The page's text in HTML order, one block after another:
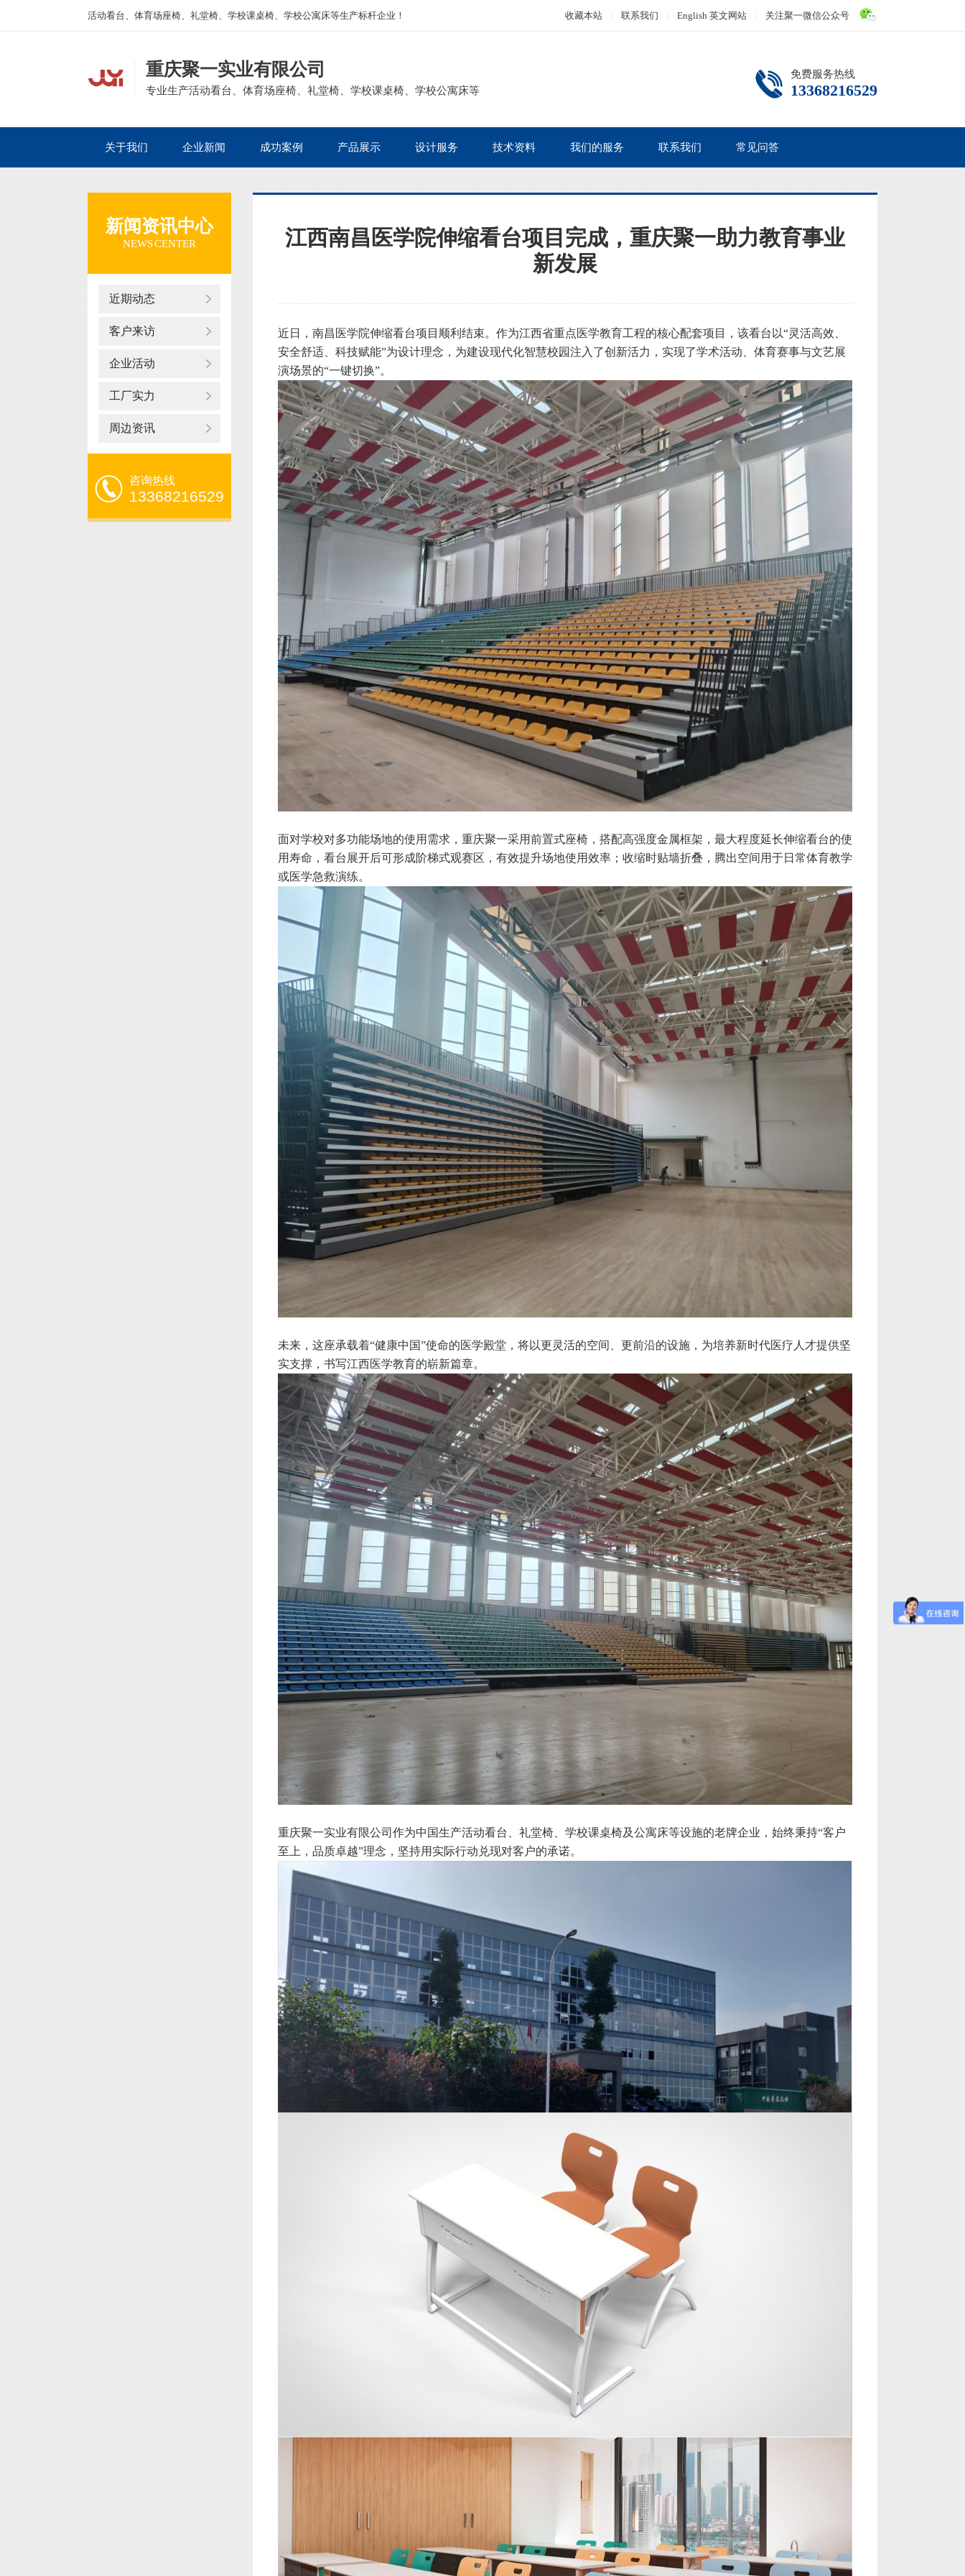
活动看台、体育场座椅、礼堂椅、学校课桌椅、学校公寓床等生产标杆企业！ 收藏本站 联系我们 English 英文网站 关注聚一微信公众号
重庆聚一实业有限公司
专业生产活动看台、体育场座椅、礼堂椅、学校课桌椅、学校公寓床等
免费服务热线
13368216529
关于我们 企业新闻 成功案例 产品展示 设计服务 技术资料 我们的服务 联系我们 常见问答
新闻资讯中心
NEWS CENTER
近期动态
客户来访
企业活动
工厂实力
周边资讯
咨询热线
13368216529
江西南昌医学院伸缩看台项目完成，重庆聚一助力教育事业
新发展
近日，南昌医学院伸缩看台项目顺利结束。作为江西省重点医学教育工程的核心配套项目，该看台以“灵活高效、
安全舒适、科技赋能”为设计理念，为建设现代化智慧校园注入了创新活力，实现了学术活动、体育赛事与文艺展
演场景的“一键切换”。
面对学校对多功能场地的使用需求，重庆聚一采用前置式座椅，搭配高强度金属框架，最大程度延长伸缩看台的使
用寿命，看台展开后可形成阶梯式观赛区，有效提升场地使用效率；收缩时贴墙折叠，腾出空间用于日常体育教学
或医学急救演练。
未来，这座承载着“健康中国”使命的医学殿堂，将以更灵活的空间、更前沿的设施，为培养新时代医疗人才提供坚
实支撑，书写江西医学教育的崭新篇章。
重庆聚一实业有限公司作为中国生产活动看台、礼堂椅、学校课桌椅及公寓床等设施的老牌企业，始终秉持“客户
至上，品质卓越”理念，坚持用实际行动兑现对客户的承诺。